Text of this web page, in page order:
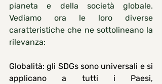
pianeta e della società globale.
Vediamo ora le loro diverse
caratteristiche che ne sottolineano la
rilevanza:
Globalità: gli SDGs sono universali e si
applicano a tutti i Paesi,